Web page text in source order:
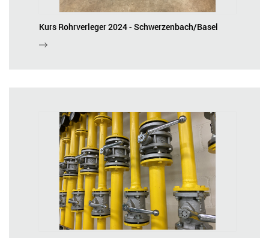
Kurs Rohrverleger 2024 - Schwerzenbach/Basel